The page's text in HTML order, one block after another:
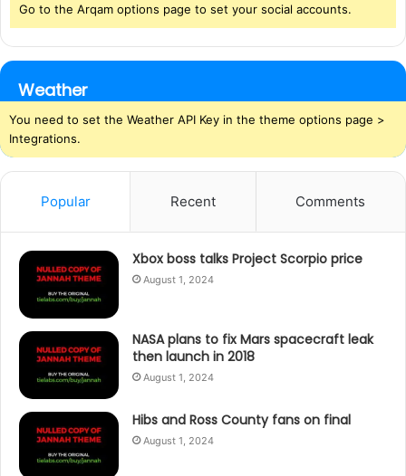
Go to the Arqam options page to set your social accounts.
Weather
You need to set the Weather API Key in the theme options page >
Integrations.
Popular Recent Comments
Xbox boss talks Project Scorpio price
August 1, 2024
NASA plans to fix Mars spacecraft leak
then launch in 2018
August 1, 2024
Hibs and Ross County fans on final
August 1, 2024